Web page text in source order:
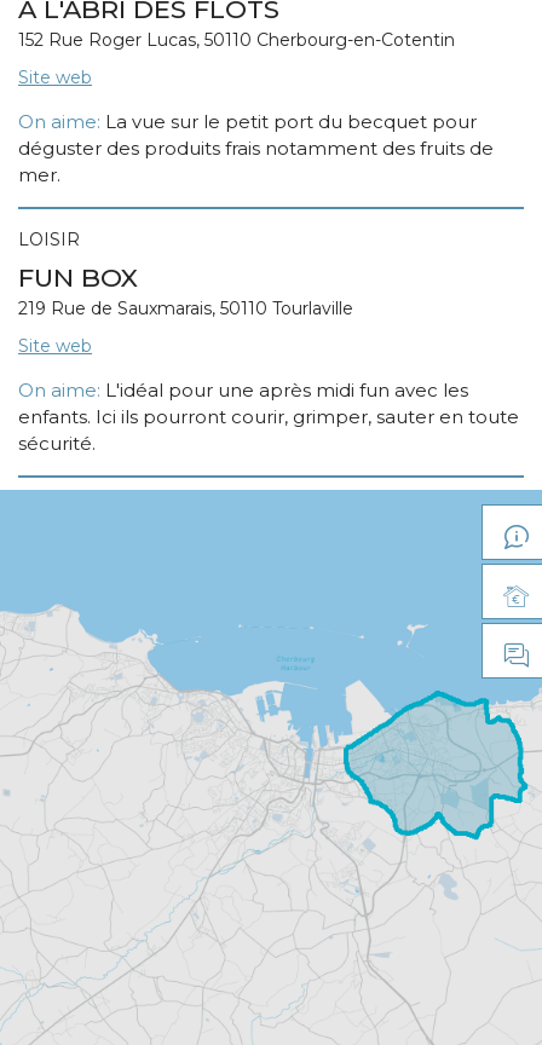
A L'ABRI DES FLOTS
152 Rue Roger Lucas, 50110 Cherbourg-en-Cotentin
Site web
On aime: La vue sur le petit port du becquet pour
déguster des produits frais notamment des fruits de
mer.
LOISIR
FUN BOX
219 Rue de Sauxmarais, 50110 Tourlaville
Site web
On aime: L'idéal pour une après midi fun avec les
enfants. Ici ils pourront courir, grimper, sauter en toute
sécurité.